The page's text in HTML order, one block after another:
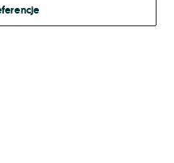
z dostawców wskazanych powyżej,
w jego aktualnym brzmieniu.